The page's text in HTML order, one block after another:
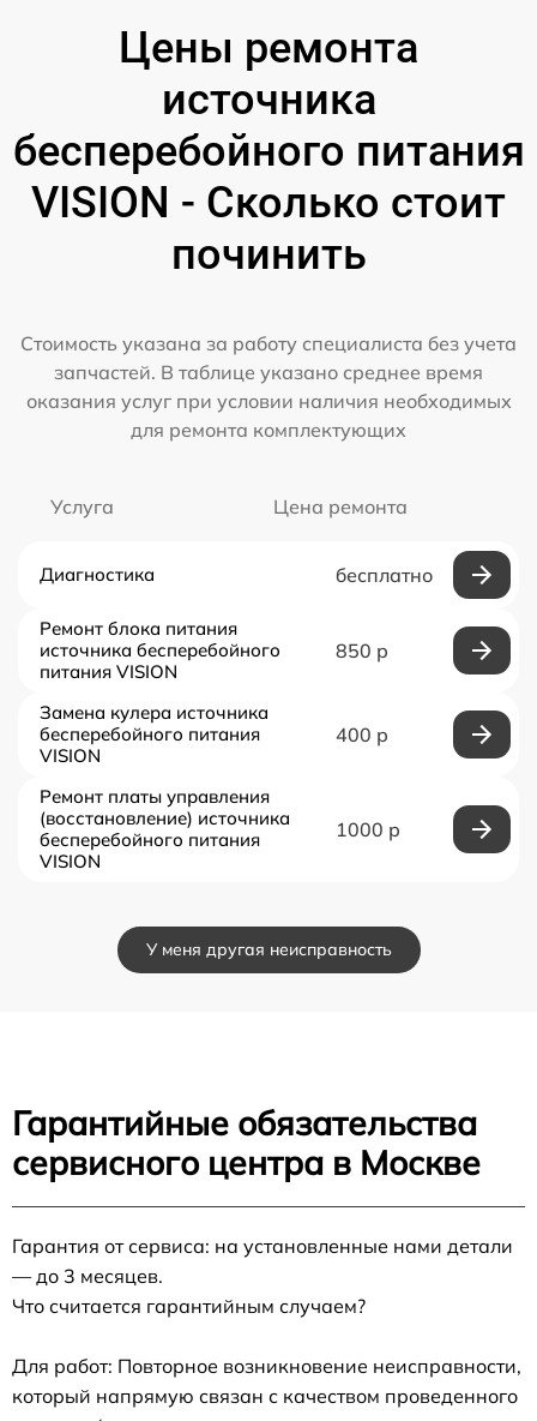
Цены ремонта
источника
бесперебойного питания
VISION - Сколько стоит
починить
Стоимость указана за работу специалиста без учета
запчастей. В таблице указано среднее время
оказания услуг при условии наличия необходимых
для ремонта комплектующих
Услуга Цена ремонта
Диагностика бесплатно
Ремонт блока питания
источника бесперебойного
питания VISION
850 р
Замена кулера источника
бесперебойного питания
VISION
400 р
Ремонт платы управления
(восстановление) источника
бесперебойного питания
VISION
1000 р
У меня другая неисправность
Гарантийные обязательства
сервисного центра в Москве
Гарантия от сервиса: на установленные нами детали
— до 3 месяцев.
Что считается гарантийным случаем?
Для работ: Повторное возникновение неисправности,
который напрямую связан с качеством проведенного